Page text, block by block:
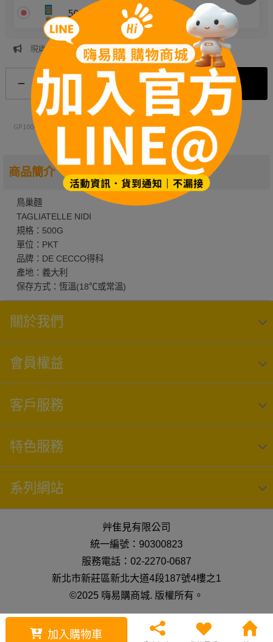
500g×1包
現貨足量供應中！
加入購物車
GP1000046 01258013N011170
商品簡介
鳥巢麵
TAGLIATELLE NIDI
規格：500G
單位：PKT
品牌：DE CECCO得科
產地：義大利
保存方式：恆溫(18℃或常溫)
關於我們
會員權益
客戶服務
特色服務
系列網站
艸隹見有限公司
統一編號：90300823
服務電話：02-2270-0687
新北市新莊區新北大道4段187號4樓之1
©2025 嗨易購商城. 版權所有。
加入購物車